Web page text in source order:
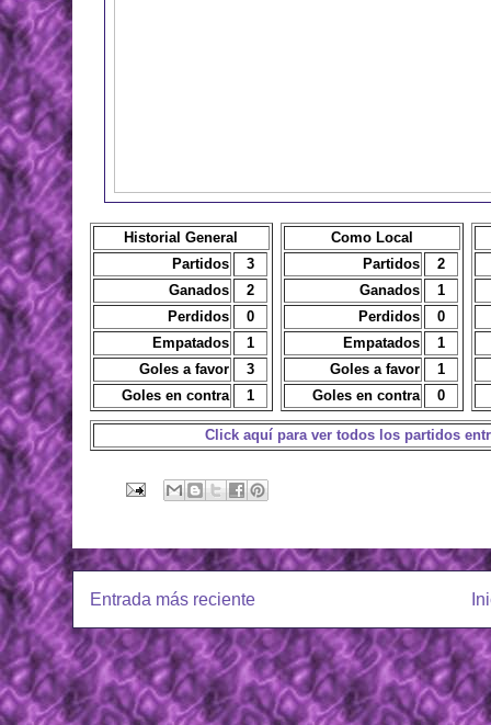
Historial General
Partidos
3
Ganados
2
Perdidos
0
Empatados
1
Goles a favor
3
Goles en contra
1
Como Local
Partidos
2
Ganados
1
Perdidos
0
Empatados
1
Goles a favor
1
Goles en contra
0
Click aquí para ver todos los partidos
Entrada más reciente